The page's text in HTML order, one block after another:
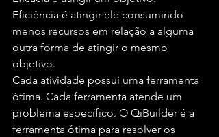
Eficiência é atingir ele consumindo
menos recursos em relação a alguma
outra forma de atingir o mesmo
objetivo.
Cada atividade possui uma ferramenta
ótima. Cada ferramenta atende um
problema específico. O QiBuilder é a
ferramenta ótima para resolver os